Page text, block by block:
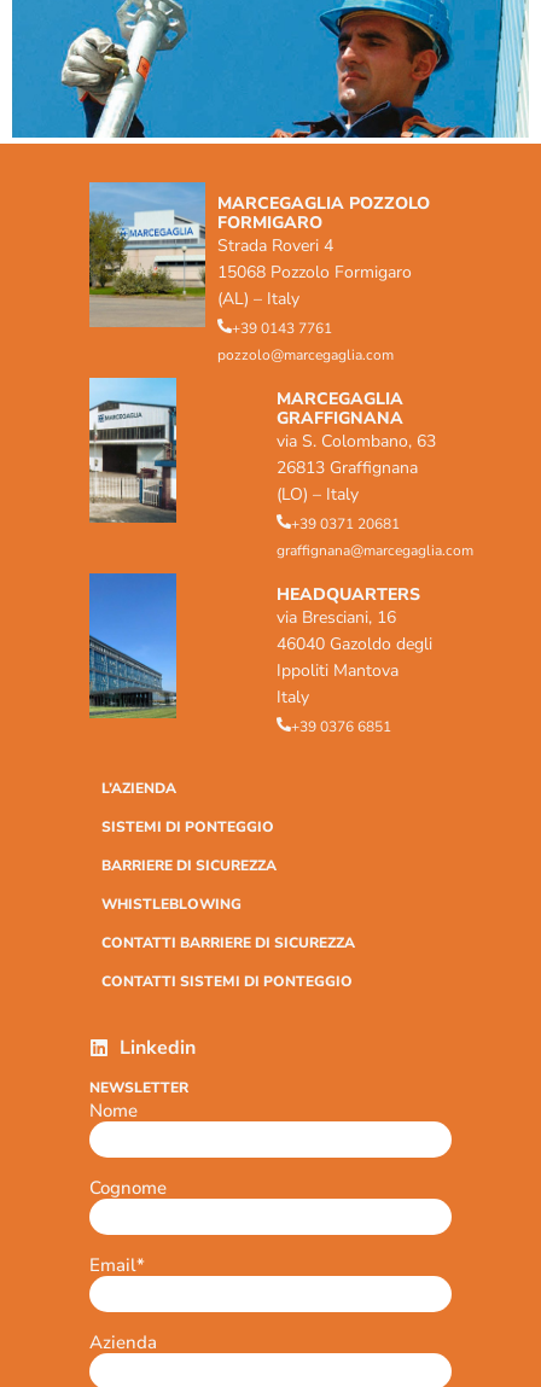
MARCEGAGLIA POZZOLO
FORMIGARO
Strada Roveri 4
15068 Pozzolo Formigaro
(AL) – Italy
+39 0143 7761
pozzolo@marcegaglia.com
MARCEGAGLIA
GRAFFIGNANA
via S. Colombano, 63
26813 Graffignana
(LO) – Italy
+39 0371 20681
graffignana@marcegaglia.com
HEADQUARTERS
via Bresciani, 16
46040 Gazoldo degli
Ippoliti Mantova
Italy
+39 0376 6851
L’AZIENDA
SISTEMI DI PONTEGGIO
BARRIERE DI SICUREZZA
WHISTLEBLOWING
CONTATTI BARRIERE DI SICUREZZA
CONTATTI SISTEMI DI PONTEGGIO
Linkedin
NEWSLETTER
Nome
Cognome
Email*
Azienda